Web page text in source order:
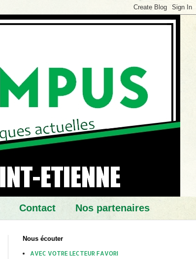
Contact Nos partenaires
Nous écouter
AVEC VOTRE LECTEUR FAVORI